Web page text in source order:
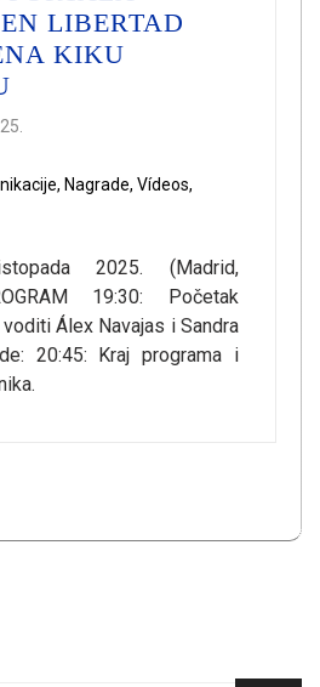
LIBERTAD
KIKU
, Nagrade, Vídeos,
2025. (Madrid,
19:30: Početak
Álex Navajas i Sandra
20:45: Kraj programa i